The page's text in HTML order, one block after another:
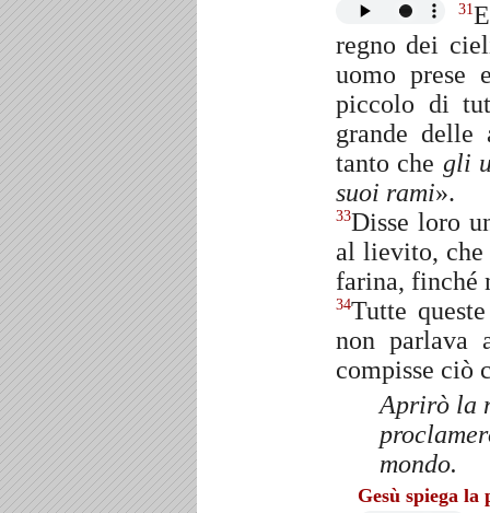
31
regno dei
uomo prese
piccolo di
grande delle
tanto che gli
suoi rami».
33Disse loro
al lievito, che
farina, finché
34Tutte
non parlava
compisse ciò
Aprirò la
mondo.
Gesù spiega